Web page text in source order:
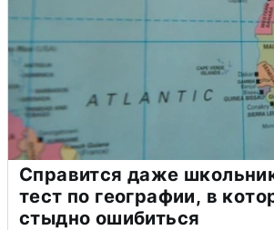
Справится даже
тест по географии, в
стыдно ошибиться